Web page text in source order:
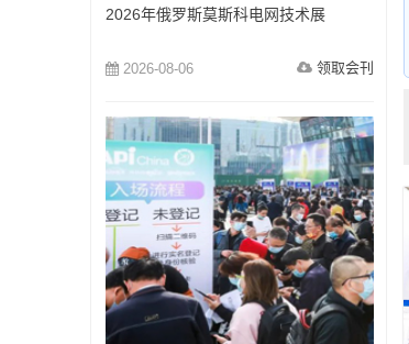
2026年俄罗斯莫斯科电网技术展
2026-08-06 领取会刊